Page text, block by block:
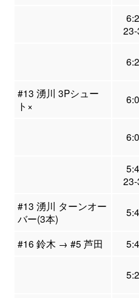
#13 湧川 3Pシュー
ト×
#13 湧川 ターンオー
バー(3本)
#16 鈴木 → #5 芦田